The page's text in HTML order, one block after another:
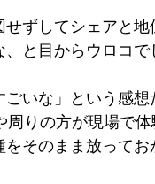
ずしてシェアと地
と目からウロコで
いな」という感想
りの方が現場で
そのまま放ってお